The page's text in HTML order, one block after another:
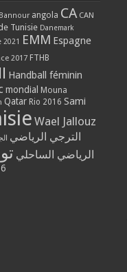
angola CA CAN
Tunisie Danemark
2021 EMM Espagne
2017 FTHB
Handball féminin
mondial Mouna
Qatar Rio 2016 Sami
Wael Jallouz
الترجي الرياضي
الرياضي الساحلي